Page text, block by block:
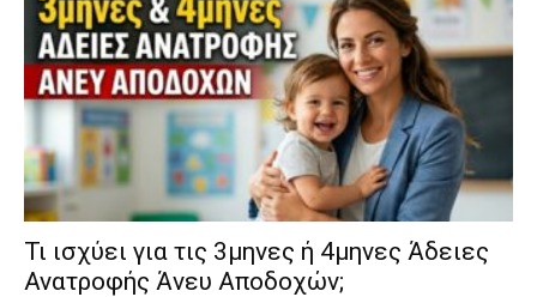
​Τι ισχύει για τις 3μηνες ή 4μηνες Άδειες
Ανατροφής Άνευ Αποδοχών;